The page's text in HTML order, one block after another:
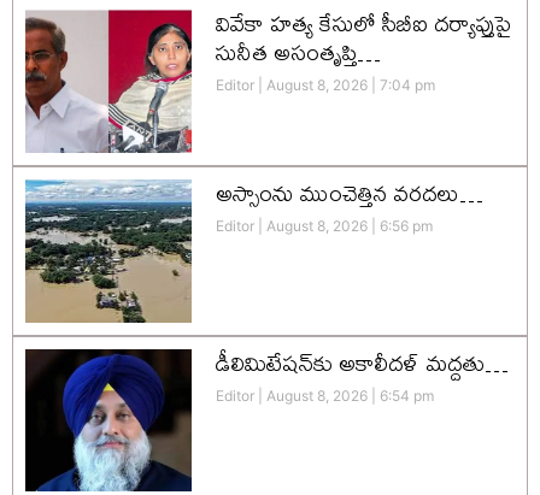
వివేకా హత్య కేసులో సీబీఐ దర్యాప్తుపై
సునీత అసంతృప్తి…
Editor August 8, 2026 7:04 pm
అస్సాంను ముంచెత్తిన వరదలు…
Editor August 8, 2026 6:56 pm
డీలిమిటేషన్‌కు అకాలీదళ్‌ మద్దతు…
Editor August 8, 2026 6:54 pm